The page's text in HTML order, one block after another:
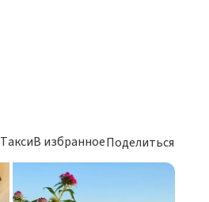
ТаксиВ избранноеПоделиться